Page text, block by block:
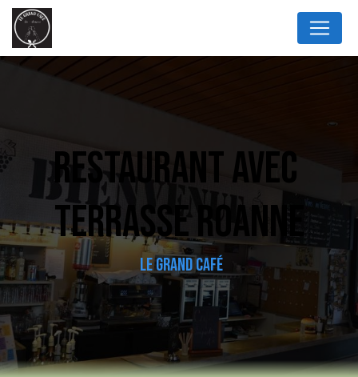
RESTAURANT AVEC
TERRASSE ROANNE
LE GRAND CAFÉ
Panneau de gestion des cookies